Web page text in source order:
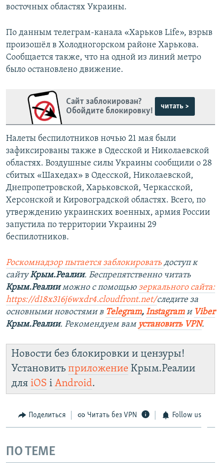
восточных областях Украины.
По данным телеграм-канала «Харьков Life», взрыв
произошёл в Холодногорском районе Харькова.
Сообщается также, что на одной из линий метро
было остановлено движение.
Сайт заблокирован?
Обойдите блокировку!
читать >
Налеты беспилотников ночью 21 мая были
зафиксированы также в Одесской и Николаевской
областях. Воздушные силы Украины сообщили о 28
сбитых «Шахедах» в Одесской, Николаевской,
Днепропетровской, Харьковской, Черкасской,
Херсонской и Кировоградской областях. Всего, по
утверждению украинских военных, армия России
запустила по территории Украины 29
беспилотников.
Роскомнадзор пытается заблокировать доступ к
сайтуКрым.Реалии. Беспрепятственно читать
Крым.Реалииможно с помощью зеркального сайта:
https://d18x316j6wxdr4.cloudfront.net/следите за
основными новостями в Telegram, Instagramи Viber
Крым.Реалии. Рекомендуем вам установить VPN.
Новости без блокировки и цензуры!
Установить приложение Крым.Реалии
для iOS і Android.
Поделиться Читать без VPN Follow us
ПО ТЕМЕ